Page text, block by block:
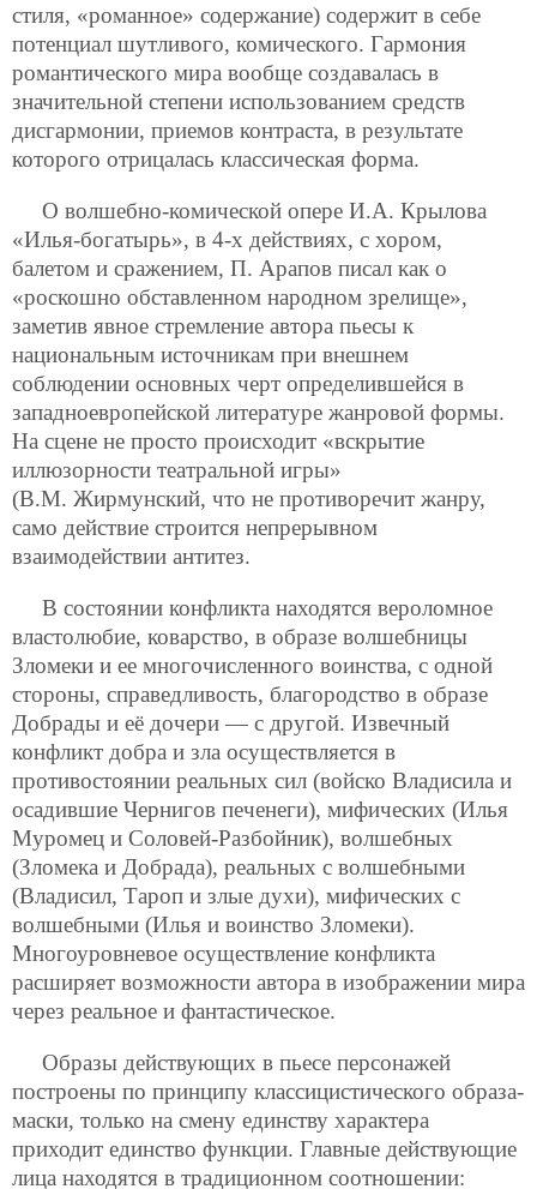
стиля, «романное» содержание) содержит в себе
потенциал шутливого, комического. Гармония
романтического мира вообще создавалась в
значительной степени использованием средств
дисгармонии, приемов контраста, в результате
которого отрицалась классическая форма.
О волшебно-комической опере И.А. Крылова
«Илья-богатырь», в 4-х действиях, с хором,
балетом и сражением, П. Арапов писал как о
«роскошно обставленном народном зрелище»,
заметив явное стремление автора пьесы к
национальным источникам при внешнем
соблюдении основных черт определившейся в
западноевропейской литературе жанровой формы.
На сцене не просто происходит «вскрытие
иллюзорности театральной игры»
(В.М. Жирмунский, что не противоречит жанру,
само действие строится непрерывном
взаимодействии антитез.
В состоянии конфликта находятся вероломное
властолюбие, коварство, в образе волшебницы
Зломеки и ее многочисленного воинства, с одной
стороны, справедливость, благородство в образе
Добрады и её дочери — с другой. Извечный
конфликт добра и зла осуществляется в
противостоянии реальных сил (войско Владисила и
осадившие Чернигов печенеги), мифических (Илья
Муромец и Соловей-Разбойник), волшебных
(Зломека и Добрада), реальных с волшебными
(Владисил, Тароп и злые духи), мифических с
волшебными (Илья и воинство Зломеки).
Многоуровневое осуществление конфликта
расширяет возможности автора в изображении мира
через реальное и фантастическое.
Образы действующих в пьесе персонажей
построены по принципу классицистического образа-
маски, только на смену единству характера
приходит единство функции. Главные действующие
лица находятся в традиционном соотношении: